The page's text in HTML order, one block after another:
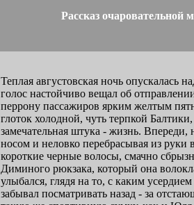
Рассказ очаровательной
Теплая августовская ночь
голос настойчиво вещал об
перрону пассажиров ярким желтым
глоток холодной, чуть терпкой
замечательная штука - жизнь.
носом и неловко перебрасывая из
короткие черные волосы, смачно
Диминого рюкзака, который она
улыбался, глядя на то, с каким
забывал посматривать назад - за